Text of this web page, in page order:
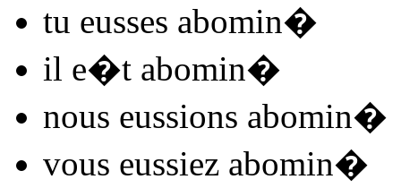
tu eusses abomin�
il e�t abomin�
nous eussions abomin�
vous eussiez abomin�